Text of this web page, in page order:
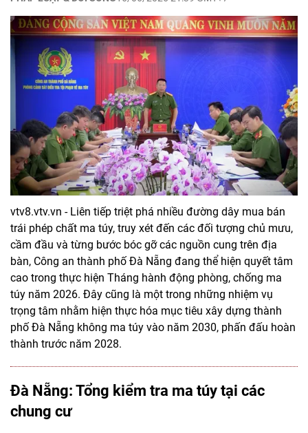
vtv8.vtv.vn - Liên tiếp triệt phá nhiều đường dây mua bán
trái phép chất ma túy, truy xét đến các đối tượng chủ mưu,
cầm đầu và từng bước bóc gỡ các nguồn cung trên địa
bàn, Công an thành phố Đà Nẵng đang thể hiện quyết tâm
cao trong thực hiện Tháng hành động phòng, chống ma
túy năm 2026. Đây cũng là một trong những nhiệm vụ
trọng tâm nhằm hiện thực hóa mục tiêu xây dựng thành
phố Đà Nẵng không ma túy vào năm 2030, phấn đấu hoàn
thành trước năm 2028.
Đà Nẵng: Tổng kiểm tra ma túy tại các
chung cư